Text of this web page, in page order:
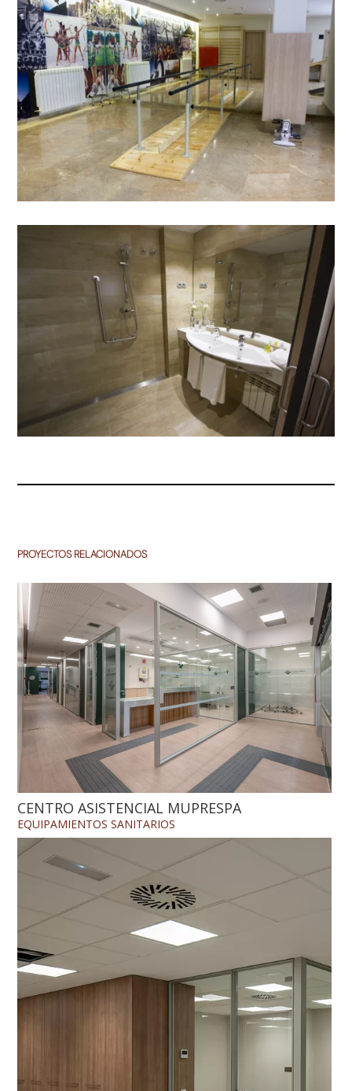
PROYECTOS RELACIONADOS
CENTRO ASISTENCIAL MUPRESPA
EQUIPAMIENTOSSANITARIOS